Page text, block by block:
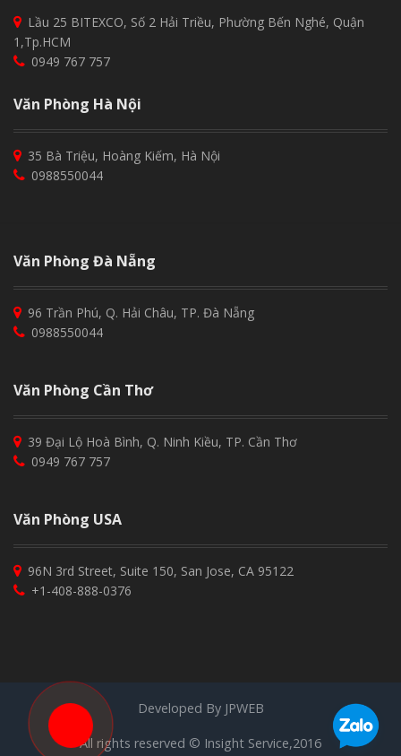
Lầu 25 BITEXCO, Số 2 Hải Triều, Phường Bến Nghé, Quận
1,Tp.HCM
0949 767 757
Văn Phòng Hà Nội
35 Bà Triệu, Hoàng Kiếm, Hà Nội
0988550044
Văn Phòng Đà Nẵng
96 Trần Phú, Q. Hải Châu, TP. Đà Nẵng
0988550044
Văn Phòng Cần Thơ
39 Đại Lộ Hoà Bình, Q. Ninh Kiều, TP. Cần Thơ
0949 767 757
Văn Phòng USA
96N 3rd Street, Suite 150, San Jose, CA 95122
+1-408-888-0376
Developed By JPWEB
All rights reserved © Insight Service,2016